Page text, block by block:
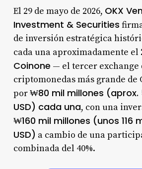
El 29 de mayo de 2026, OKX
Investment & Securities
de inversión estratégica
cada una aproximadamente el
Coinone — el tercer exchange
criptomonedas más grande de
por₩80 mil millones (aprox.
USD) cada una, con una
₩160 mil millones (unos 116
USD) a cambio de una
combinada del 40%.